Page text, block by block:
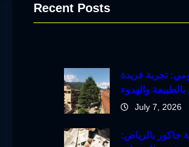
Recent Posts
تجربة فريدة
بالطبيعة والهدوء
July 7, 2026
جاكور بالرياض: